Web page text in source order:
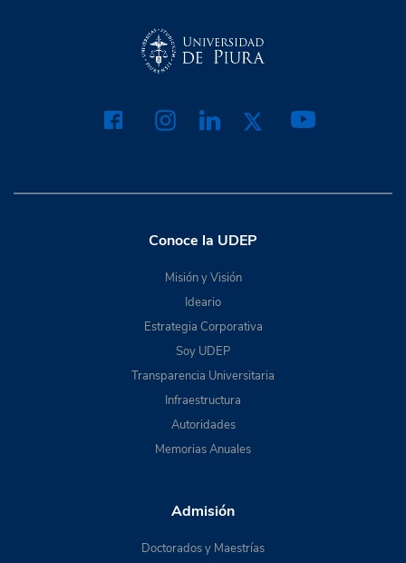
Conoce la UDEP
Misión y Visión
Ideario
Estrategia Corporativa
Soy UDEP
Transparencia Universitaria
Infraestructura
Autoridades
Memorias Anuales
Admisión
Doctorados y Maestrías